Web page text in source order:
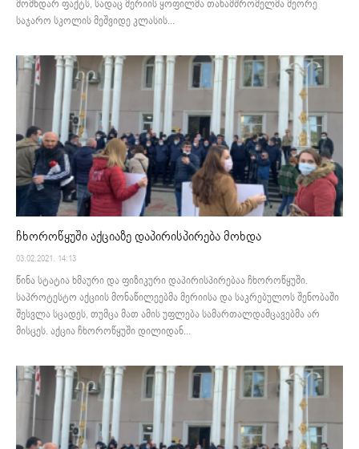
მომხდარ ფაქტს, სადაც მერიის ყოფილმა თანამშრომელმა მეორე
საჯარო სკოლის მეშვიდე კლასის...
ჩხოროწყუში აქციაზე დაპირისპირება მოხდა
03.02.2021. 14:13
წინა სტატია ხმაური და ფიზიკური დაპირისპირებაა ჩხოროწყუში.
საპროტესტო აქციის მონაწილეებმა მერიისა და საკრებულოს შენობაში
შესვლა სცადეს, თუმცა მათ ამის უფლება სამართალდამცავებმა არ
მისცეს. აქცია ჩხოროწყუში დილიდან...